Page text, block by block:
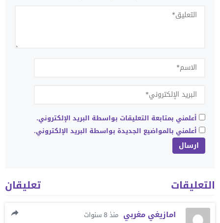
أعلمني بمتابعة التعليقات بواسطة البريد الإلكتروني.
أعلمني بالمواضيع الجديدة بواسطة البريد الإلكتروني.
التعليقات تعليقان
امازيغي مغربي منذ 8 سنوات